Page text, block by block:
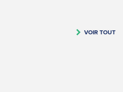
VOIR TOUT